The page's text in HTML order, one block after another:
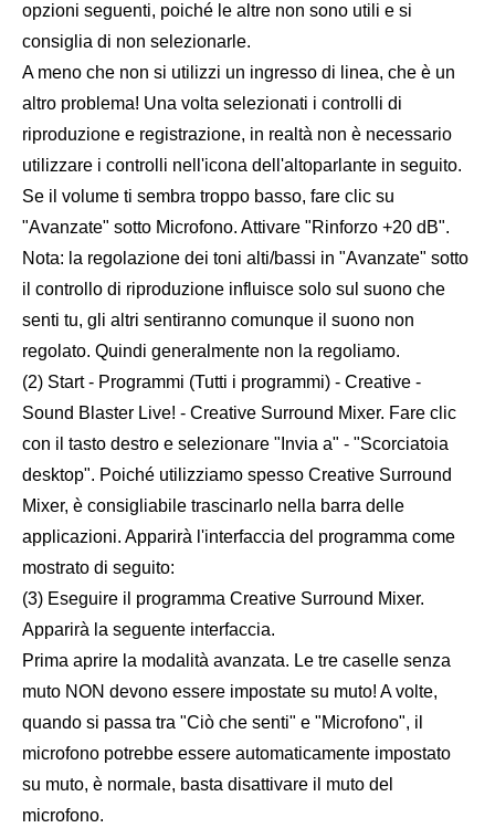
opzioni seguenti, poiché le altre non sono utili e si
consiglia di non selezionarle.
A meno che non si utilizzi un ingresso di linea, che è un
altro problema! Una volta selezionati i controlli di
riproduzione e registrazione, in realtà non è necessario
utilizzare i controlli nell'icona dell'altoparlante in seguito.
Se il volume ti sembra troppo basso, fare clic su
"Avanzate" sotto Microfono. Attivare "Rinforzo +20 dB".
Nota: la regolazione dei toni alti/bassi in "Avanzate" sotto
il controllo di riproduzione influisce solo sul suono che
senti tu, gli altri sentiranno comunque il suono non
regolato. Quindi generalmente non la regoliamo.
(2) Start - Programmi (Tutti i programmi) - Creative -
Sound Blaster Live! - Creative Surround Mixer. Fare clic
con il tasto destro e selezionare "Invia a" - "Scorciatoia
desktop". Poiché utilizziamo spesso Creative Surround
Mixer, è consigliabile trascinarlo nella barra delle
applicazioni. Apparirà l'interfaccia del programma come
mostrato di seguito:
(3) Eseguire il programma Creative Surround Mixer.
Apparirà la seguente interfaccia.
Prima aprire la modalità avanzata. Le tre caselle senza
muto NON devono essere impostate su muto! A volte,
quando si passa tra "Ciò che senti" e "Microfono", il
microfono potrebbe essere automaticamente impostato
su muto, è normale, basta disattivare il muto del
microfono.